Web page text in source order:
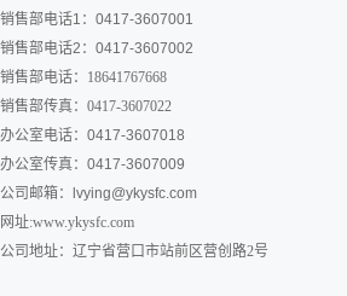
销售部电话1：0417-3607001
销售部电话2：0417-3607002
销售部电话：18641767668
销售部传真：0417-3607022
办公室电话：0417-3607018
办公室传真：0417-3607009
公司邮箱：
lvying@ykysfc.com
网址:www.ykysfc.com
公司地址：辽宁省营口市站前区营创路2号